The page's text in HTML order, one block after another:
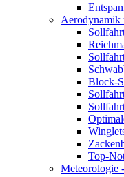
Aerodynamik
Block-
Top-
Meteorologie